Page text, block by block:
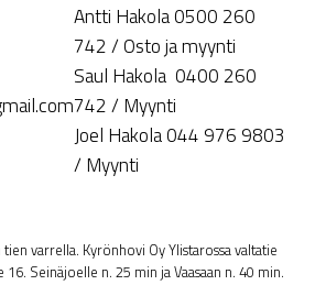
Antti Hakola 0500 260
742 / Osto ja myynti
Saul Hakola 0400 260
742 / Myynti
Joel Hakola 044 976 9803
/ Myynti
varrella. Kyrönhovi Oy Ylistarossa valtatie
16. Seinäjoelle n. 25 min ja Vaasaan n. 40 min.